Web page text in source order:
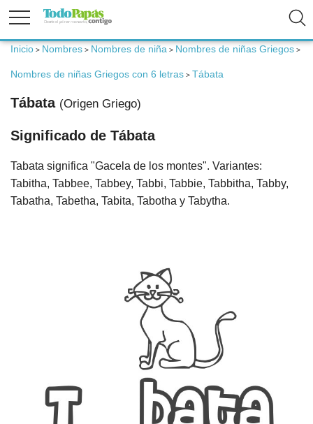
Fertilidad
Embarazo
Bebé
Niños
Inicio > Nombres > Nombres de niña > Nombres de niñas Griegos >
Nombres de niñas Griegos con 6 letras > Tábata
Tábata (Origen Griego)
Significado de Tábata
Tabata significa "Gacela de los montes". Variantes:
Tabitha, Tabbee, Tabbey, Tabbi, Tabbie, Tabbitha, Tabby,
Tabatha, Tabetha, Tabita, Tabotha y Tabytha.